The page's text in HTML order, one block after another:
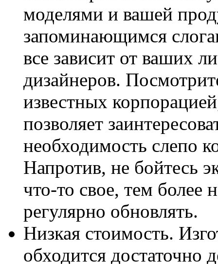
моделями и вашей
запоминающимся
все зависит от ваших
дизайнеров.
известных
позволяет
необходимость слепо
Напротив, не бойтесь
что-то свое, тем более
регулярно обновлять.
Низкая стоимость.
обходится достаточно